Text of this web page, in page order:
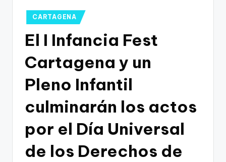
Publicado
en
CARTAGENA
El I Infancia Fest
Cartagena y un
Pleno Infantil
culminarán los actos
por el Día Universal
de los Derechos de